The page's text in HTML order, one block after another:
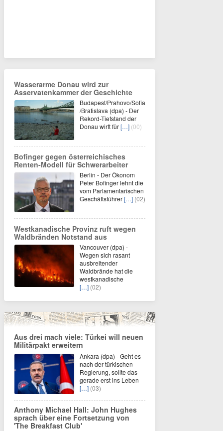
Wasserarme Donau wird zur
Asservatenkammer der Geschichte
Budapest/Prahovo/Sofia
/Bratislava (dpa) - Der
Rekord-Tiefstand der
Donau wirft für[…] (00)
Bofinger gegen österreichisches
Renten-Modell für Schwerarbeiter
Berlin - Der Ökonom
Peter Bofinger lehnt die
vom Parlamentarischen
Geschäftsführer[…] (02)
Westkanadische Provinz ruft wegen
Waldbränden Notstand aus
Vancouver (dpa) -
Wegen sich rasant
ausbreitender
Waldbrände hat die
westkanadische
[…] (02)
Aus drei mach viele: Türkei will neuen
Militärpakt erweitern
Ankara (dpa) - Geht es
nach der türkischen
Regierung, sollte das
gerade erst ins Leben
[…] (03)
Anthony Michael Hall: John Hughes
sprach über eine Fortsetzung von
'The Breakfast Club'